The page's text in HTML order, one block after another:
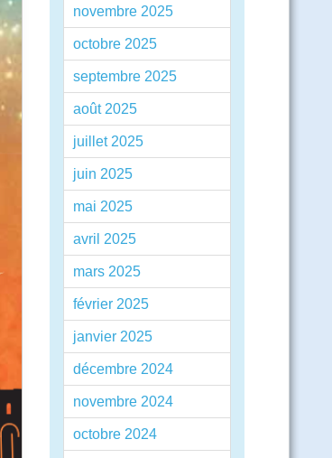
novembre 2025
octobre 2025
septembre 2025
août 2025
juillet 2025
juin 2025
mai 2025
avril 2025
mars 2025
février 2025
janvier 2025
décembre 2024
novembre 2024
octobre 2024